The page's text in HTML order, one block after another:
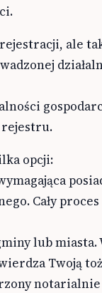
ale
rejestru.
opcji:
Cały
lub miasta.
Twoją